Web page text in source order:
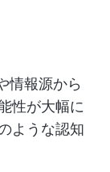
情報源から
性が大幅に
ような認知